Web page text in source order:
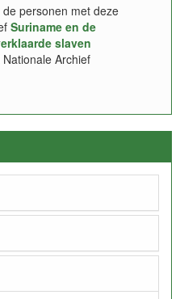
personen met deze
Suriname en de
slaven
Archief